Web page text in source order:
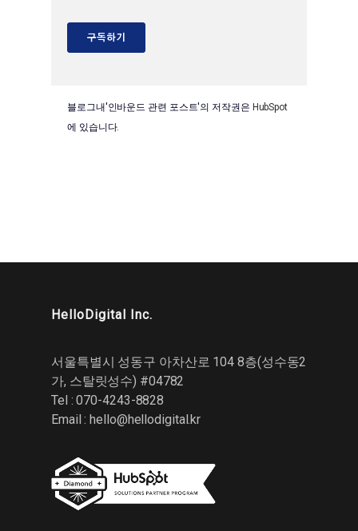
블로그내'인바운드 관련 포스트'의 저작권은 HubSpot
에 있습니다.
HelloDigital Inc.
서울특별시 성동구 아차산로 104 8층(성수동2
가, 스탈릿성수) #04782
Tel : 070-4243-8828
Email :hello@hellodigital.kr